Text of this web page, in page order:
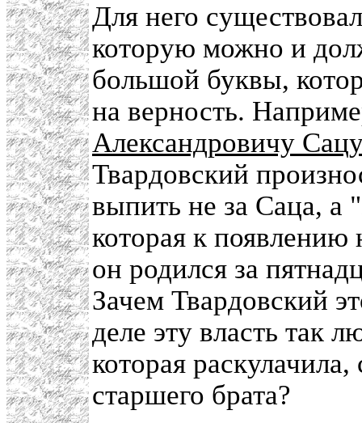
Для него
которую можно и
большой буквы,
на верность.
Александровичу
Твардовский
выпить не за Саца, а
которая к появлению
он родился за
Зачем Твардовский
деле эту власть так
которая
старшего брата?